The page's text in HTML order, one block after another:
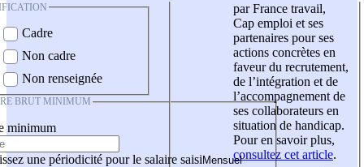
Cadre
Non cadre
Non renseignée
BRUT MINIMUM
minimum
une périodicité pour le salaire saisi
par France travail,
Cap emploi et ses
partenaires pour ses
actions concrètes en
faveur du recrutement,
de l’intégration et de
l’accompagnement de
ses collaborateurs en
situation de handicap.
Pour en savoir plus,
consultez cet article.